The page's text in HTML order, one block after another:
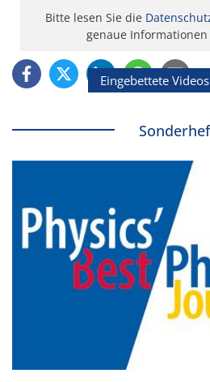
Bitte lesen Sie die
genaue
Eingebettete